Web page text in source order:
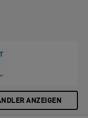
und
(Polypropylen),
100 % recycelbar.
ANZEIGEN